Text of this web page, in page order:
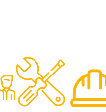
50
Experts